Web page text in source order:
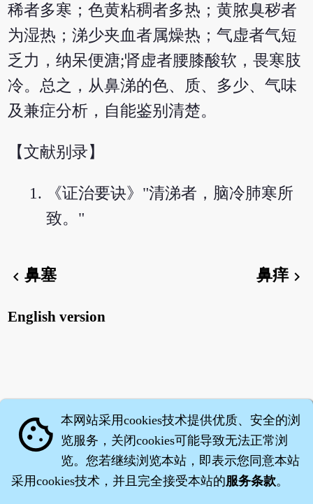
稀者多寒；色黄粘稠者多热；黄脓臭秽者
为湿热；涕少夹血者属燥热；气虚者气短
乏力，纳呆便溏;肾虚者腰膝酸软，畏寒肢
冷。总之，从鼻涕的色、质、多少、气味
及兼症分析，自能鉴别清楚。
【文献别录】
《证治要诀》"清涕者，脑冷肺寒所
致。"
chevron_left鼻塞 鼻痒chevron_right
English version
cookie 本网站采用cookies技术提供优质、安全的浏
览服务，关闭cookies可能导致无法正常浏
览。您若继续浏览本站，即表示您同意本站
采用cookies技术，并且完全接受本站的服务条款。